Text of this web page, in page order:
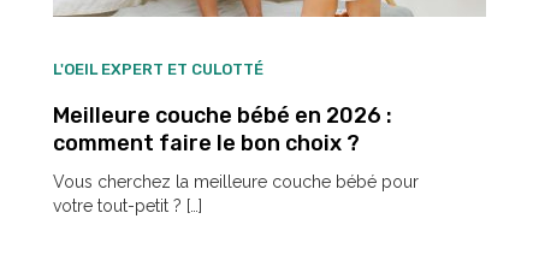
L'OEIL EXPERT ET CULOTTÉ
Meilleure couche bébé en 2026 :
comment faire le bon choix ?
Vous cherchez la meilleure couche bébé pour
votre tout-petit ? […]